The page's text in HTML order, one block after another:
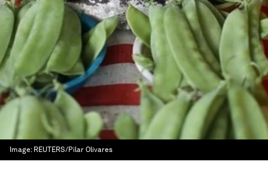
Image: REUTERS/Pilar Olivares